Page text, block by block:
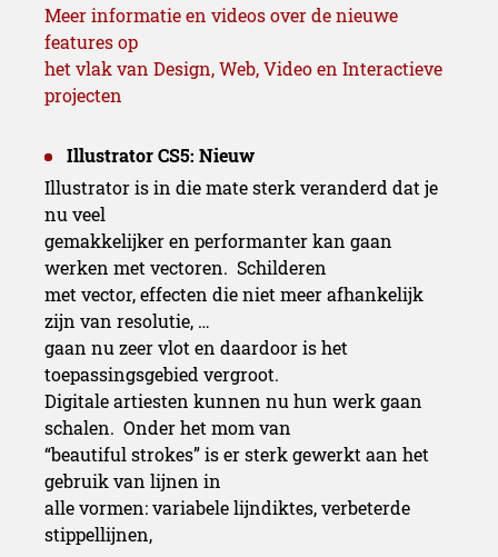
Meer informatie en videos over de nieuwe
features op
het vlak van Design, Web, Video en Interactieve
projecten
Illustrator CS5: Nieuw
Illustrator is in die mate sterk veranderd dat je
nu veel
gemakkelijker en performanter kan gaan
werken met vectoren. Schilderen
met vector, effecten die niet meer afhankelijk
zijn van resolutie, …
gaan nu zeer vlot en daardoor is het
toepassingsgebied vergroot.
Digitale artiesten kunnen nu hun werk gaan
schalen. Onder het mom van
“beautiful strokes” is er sterk gewerkt aan het
gebruik van lijnen in
alle vormen: variabele lijndiktes, verbeterde
stippellijnen,